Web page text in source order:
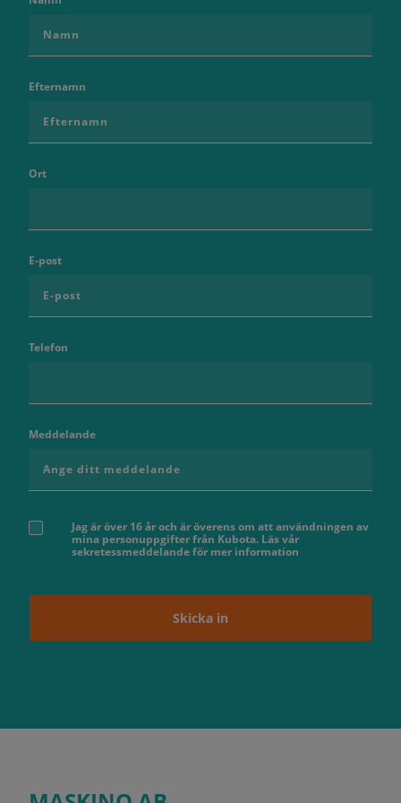
Efternamn
Ort
E-post
Telefon
Meddelande
Jag är över 16 år och är överens om att användningen av
mina personuppgifter från Kubota. Läs vår
sekretessmeddelande för mer information
Skicka in